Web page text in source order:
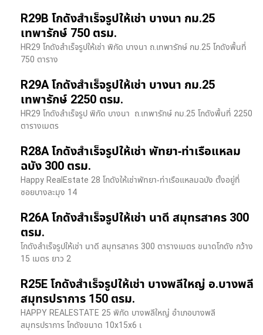
R29B โกดังสำเร็จรูปให้เช่า บางนา กม.25
เทพารักษ์ 750 ตรม.
HR29 โกดังสำเร็จรูปให้เช่า พิกัด บางนา​ ถ.เทพารักษ์ กม.25 โกดังพื้นที่
750 ตาราง
R29A โกดังสำเร็จรูปให้เช่า บางนา กม.25
เทพารักษ์ 2250 ตรม.
HR29 โกดังสำเร็จรูป พิกัด บางนา​ ถ.เทพารักษ์ กม.25 โกดังพื้นที่ 2250
ตารางเมตร
R28A โกดังสำเร็จรูปให้เช่า พัทยา-ท่าเรือแหลม
ฉบัง 300 ตรม.
Happy RealEstate 28 โกดังให้เช่าพัทยา-ท่าเรือแหลมฉบัง ตั้งอยู่ที่
ซอยบางละมุง 14
R26A โกดังสำเร็จรูปให้เช่า นาดี สมุทรสาคร 300
ตรม.
โกดังสำเร็จรูปให้เช่า นาดี สมุทรสาคร 300 ตารางเมตร ขนาดโกดัง กว้าง
15 เมตร ยาว 2
R25E โกดังสำเร็จรูปให้เช่า บางพลีใหญ่ อ.บางพลี
สมุทรปราการ 150 ตรม.
HAPPY REALESTATE 25 พิกัด บางพลีใหญ่ อำเภอบางพลี
สมุทรปราการ โกดังขนาด 10x15x6 เ